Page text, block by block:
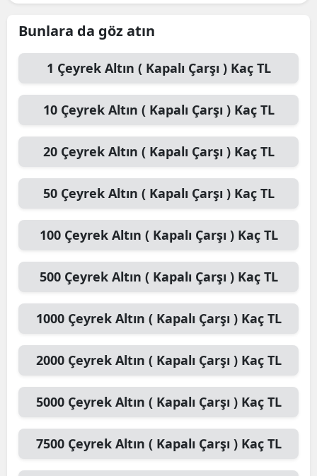
Bunlara da göz atın
1 Çeyrek Altın ( Kapalı Çarşı )Kaç TL
10 Çeyrek Altın ( Kapalı Çarşı )Kaç TL
20 Çeyrek Altın ( Kapalı Çarşı )Kaç TL
50 Çeyrek Altın ( Kapalı Çarşı )Kaç TL
100 Çeyrek Altın ( Kapalı Çarşı )Kaç TL
500 Çeyrek Altın ( Kapalı Çarşı )Kaç TL
1000 Çeyrek Altın ( Kapalı Çarşı )Kaç TL
2000 Çeyrek Altın ( Kapalı Çarşı )Kaç TL
5000 Çeyrek Altın ( Kapalı Çarşı )Kaç TL
7500 Çeyrek Altın ( Kapalı Çarşı )Kaç TL